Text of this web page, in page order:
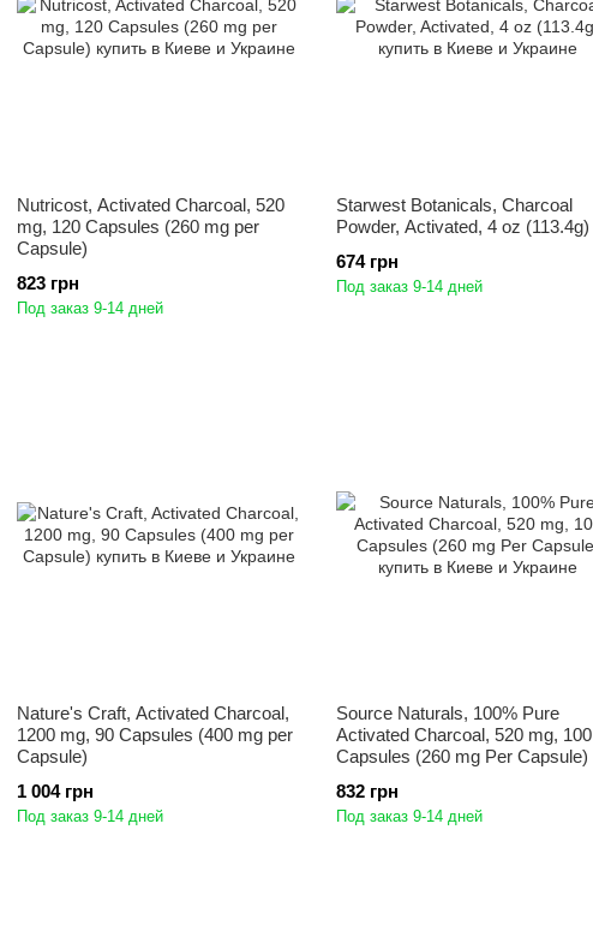
Nutricost, Activated Charcoal, 520
mg, 120 Capsules (260 mg per
Capsule)
823 грн
Под заказ 9-14 дней
Starwest Botanicals, Charcoal
Powder, Activated, 4 oz (113.4g)
674 грн
Под заказ 9-14 дней
Nature's Craft, Activated Charcoal,
1200 mg, 90 Capsules (400 mg per
Capsule)
1 004 грн
Под заказ 9-14 дней
Source Naturals, 100% Pure
Activated Charcoal, 520 mg, 100
Capsules (260 mg Per Capsule)
832 грн
Под заказ 9-14 дней